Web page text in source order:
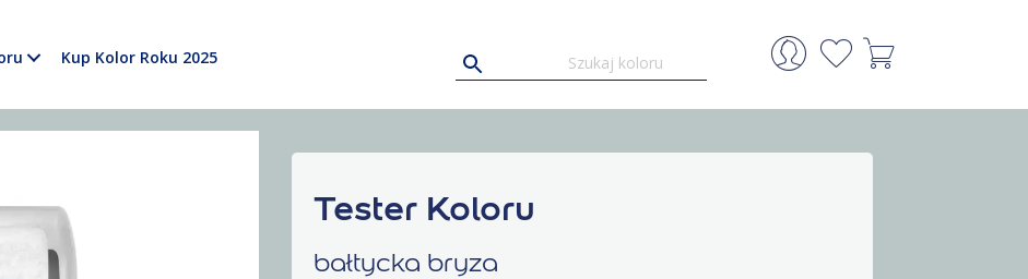
Kup Kolor Roku 2025
Tester Koloru
bałtycka bryza